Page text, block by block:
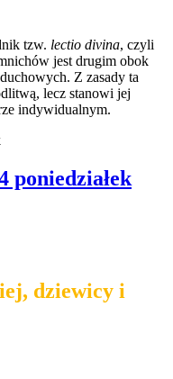
tzw. lectio divina, czyli
jest drugim obok
Z zasady ta
lecz stanowi jej
indywidualnym.
poniedziałek
dziewicy i